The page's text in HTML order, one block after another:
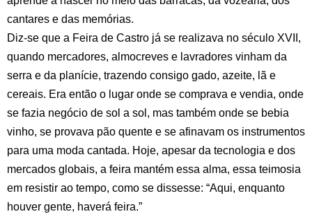
cantares e das memórias.
Diz-se que a Feira de Castro já se realizava no século XVII,
quando mercadores, almocreves e lavradores vinham da
serra e da planície, trazendo consigo gado, azeite, lã e
cereais. Era então o lugar onde se comprava e vendia, onde
se fazia negócio de sol a sol, mas também onde se bebia
vinho, se provava pão quente e se afinavam os instrumentos
para uma moda cantada. Hoje, apesar da tecnologia e dos
mercados globais, a feira mantém essa alma, essa teimosia
em resistir ao tempo, como se dissesse: “Aqui, enquanto
houver gente, haverá feira.”